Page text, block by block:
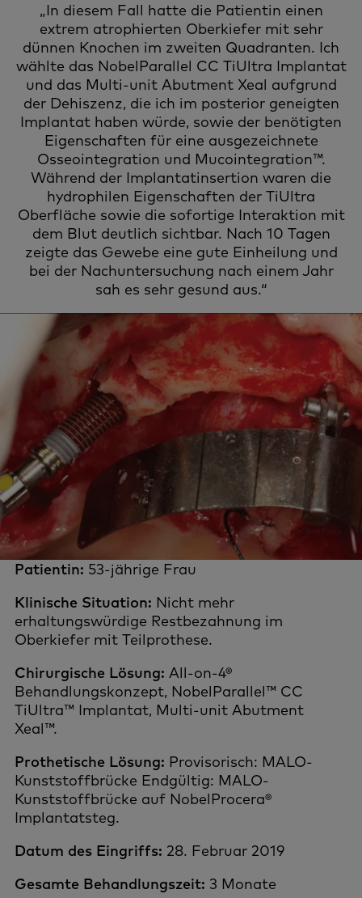
„In diesem Fall hatte die Patientin einen
extrem atrophierten Oberkiefer mit sehr
dünnen Knochen im zweiten Quadranten. Ich
wählte das NobelParallel CC TiUltra Implantat
und das Multi-unit Abutment Xeal aufgrund
der Dehiszenz, die ich im posterior geneigten
Implantat haben würde, sowie der benötigten
Eigenschaften für eine ausgezeichnete
Osseointegration und Mucointegration™.
Während der Implantatinsertion waren die
hydrophilen Eigenschaften der TiUltra
Oberfläche sowie die sofortige Interaktion mit
dem Blut deutlich sichtbar. Nach 10 Tagen
zeigte das Gewebe eine gute Einheilung und
bei der Nachuntersuchung nach einem Jahr
sah es sehr gesund aus.“
Patientin: 53-jährige Frau
Klinische Situation: Nicht mehr
erhaltungswürdige Restbezahnung im
Oberkiefer mit Teilprothese.
Chirurgische Lösung: All-on-4®
Behandlungskonzept, NobelParallel™ CC
TiUltra™ Implantat, Multi-unit Abutment
Xeal™.
Prothetische Lösung: Provisorisch: MALO-
Kunststoffbrücke Endgültig: MALO-
Kunststoffbrücke auf NobelProcera®
Implantatsteg.
Datum des Eingriffs: 28. Februar 2019
Gesamte Behandlungszeit: 3 Monate